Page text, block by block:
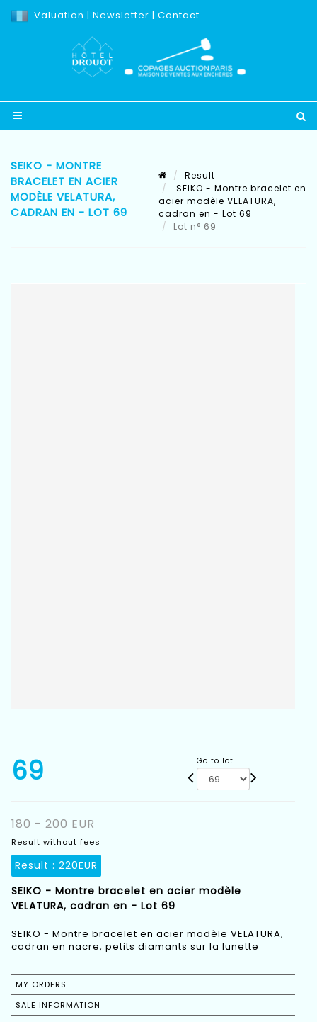
Valuation | Newsletter | Contact
SEIKO - MONTRE
BRACELET EN ACIER
MODÈLE VELATURA,
CADRAN EN - LOT 69
Result
SEIKO - Montre bracelet en
acier modèle VELATURA,
cadran en - Lot 69
Lot n° 69
69 Go to lot
180 - 200 EUR
Result without fees
Result : 220EUR
SEIKO - Montre bracelet en acier modèle
VELATURA, cadran en - Lot 69
SEIKO - Montre bracelet en acier modèle VELATURA,
cadran en nacre, petits diamants sur la lunette
MY ORDERS
SALE INFORMATION